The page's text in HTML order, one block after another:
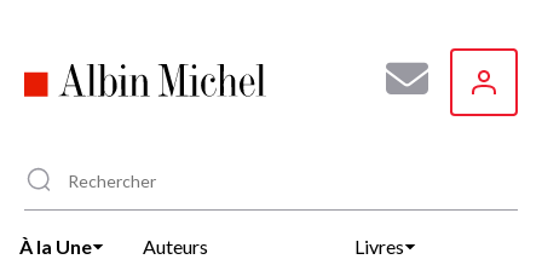
principal
À la Une Auteurs Livres